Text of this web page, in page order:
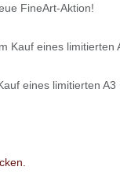
FineArt-Aktion!
Kauf eines limitierten
eines limitierten